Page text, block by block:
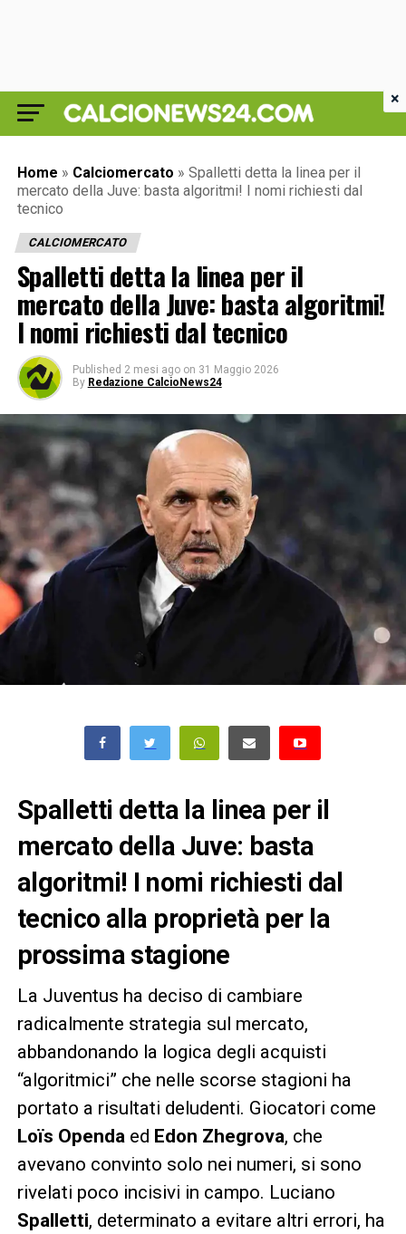
Home » Calciomercato » Spalletti detta la linea per il
mercato della Juve: basta algoritmi! I nomi richiesti dal
tecnico
CALCIOMERCATO
Spalletti detta la linea per il
mercato della Juve: basta algoritmi!
I nomi richiesti dal tecnico
Published 2 mesi ago on 31 Maggio 2026
By Redazione CalcioNews24
Spalletti detta la linea per il
mercato della Juve: basta
algoritmi! I nomi richiesti dal
tecnico alla proprietà per la
prossima stagione
La Juventus ha deciso di cambiare
radicalmente strategia sul mercato,
abbandonando la logica degli acquisti
“algoritmici” che nelle scorse stagioni ha
portato a risultati deludenti. Giocatori come
Loïs Opendaed Edon Zhegrova, che
avevano convinto solo nei numeri, si sono
rivelati poco incisivi in campo. Luciano
Spalletti, determinato a evitare altri errori, ha
×